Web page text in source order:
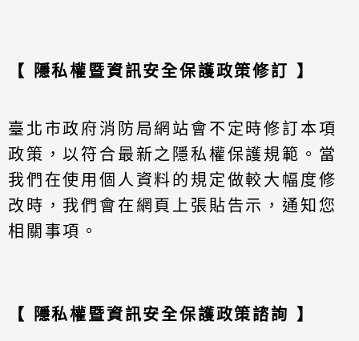
【 隱私權暨資訊安全保護政策修訂 】
臺北市政府消防局網站會不定時修訂本項
政策，以符合最新之隱私權保護規範。當
我們在使用個人資料的規定做較大幅度修
改時，我們會在網頁上張貼告示，通知您
相關事項。
【 隱私權暨資訊安全保護政策諮詢 】